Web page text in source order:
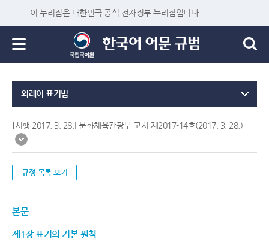
이 누리집은 대한민국 공식 전자정부 누리집입니다.
외래어 표기법
[시행 2017. 3. 28.] 문화체육관광부 고시 제2017-14호(2017. 3. 28.)
규정 목록 보기
본문
제1장 표기의 기본 원칙